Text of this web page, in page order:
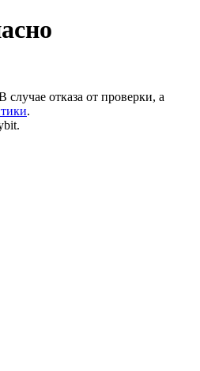
случае отказа от проверки, а
.